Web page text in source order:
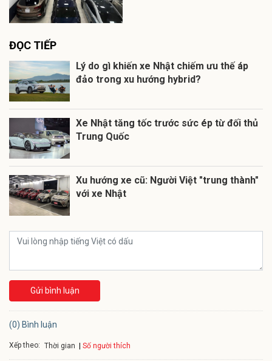
ĐỌC TIẾP
Lý do gì khiến xe Nhật chiếm ưu thế áp
đảo trong xu hướng hybrid?
Xe Nhật tăng tốc trước sức ép từ đối thủ
Trung Quốc
Xu hướng xe cũ: Người Việt "trung thành"
với xe Nhật
Gửi bình luận
(0) Bình luận
Xếp theo: Thời gian Số người thích